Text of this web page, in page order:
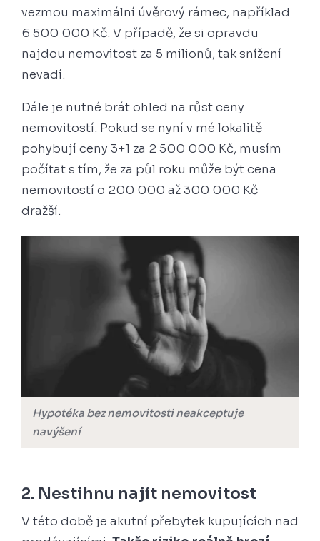
vezmou maximální úvěrový rámec, například
6 500 000 Kč. V případě, že si opravdu
najdou nemovitost za 5 milionů, tak snížení
nevadí.
Dále je nutné brát ohled na růst ceny
nemovitostí. Pokud se nyní v mé lokalitě
pohybují ceny 3+1 za 2 500 000 Kč, musím
počítat s tím, že za půl roku může být cena
nemovitostí o 200 000 až 300 000 Kč
dražší.
Hypotéka bez nemovitosti neakceptuje
navýšení
2. Nestihnu najít nemovitost
V této době je akutní přebytek kupujících nad